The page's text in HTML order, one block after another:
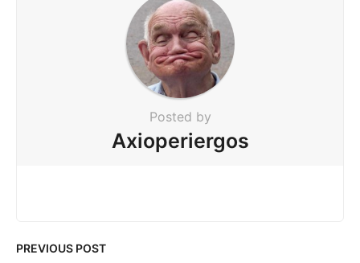
Posted by
Axioperiergos
PREVIOUS POST